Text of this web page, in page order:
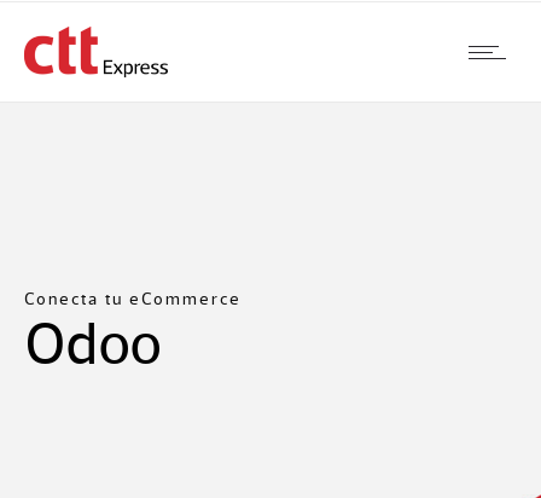
Conecta tu eCommerce
Odoo